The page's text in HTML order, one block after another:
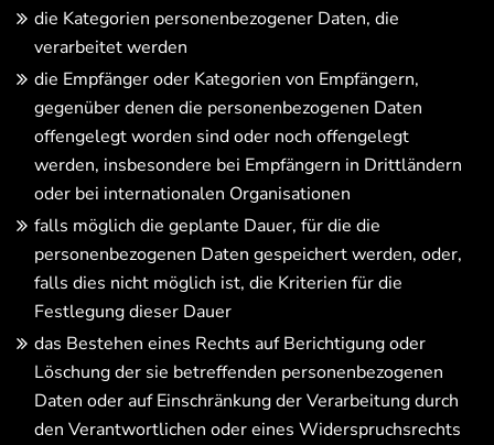
die Kategorien personenbezogener Daten, die
verarbeitet werden
die Empfänger oder Kategorien von Empfängern,
gegenüber denen die personenbezogenen Daten
offengelegt worden sind oder noch offengelegt
werden, insbesondere bei Empfängern in Drittländern
oder bei internationalen Organisationen
falls möglich die geplante Dauer, für die die
personenbezogenen Daten gespeichert werden, oder,
falls dies nicht möglich ist, die Kriterien für die
Festlegung dieser Dauer
das Bestehen eines Rechts auf Berichtigung oder
Löschung der sie betreffenden personenbezogenen
Daten oder auf Einschränkung der Verarbeitung durch
den Verantwortlichen oder eines Widerspruchsrechts